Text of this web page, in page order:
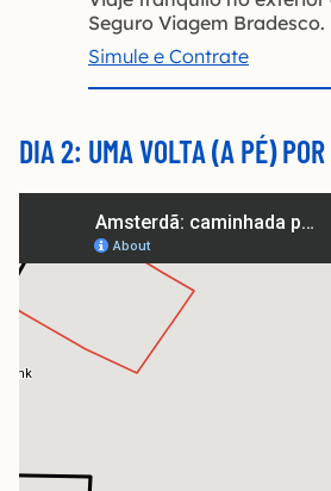
Seguro Viagem Bradesco.
Simule e Contrate
DIA 2: UMA VOLTA (A PÉ)